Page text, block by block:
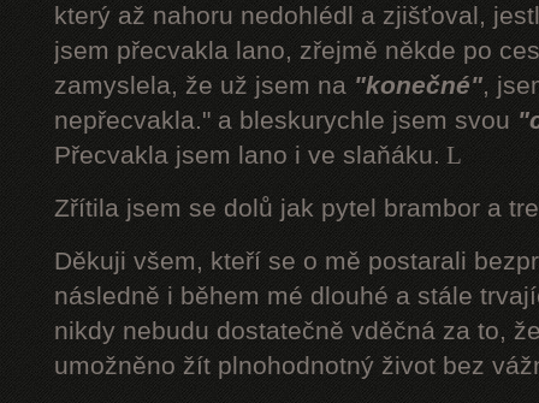
který až nahoru nedohlédl a zjišťoval,
jsem přecvakla lano, zřejmě někde po
zamyslela, že už jsem na "konečné",
nepřecvakla." a bleskurychle jsem svou
Přecvakla jsem lano i ve slaňáku. L
Zřítila jsem se dolů jak pytel brambor a
Děkuji všem, kteří se o mě postarali
následně i během mé dlouhé a stále
nikdy nebudu dostatečně vděčná za to,
umožněno žít plnohodnotný život bez